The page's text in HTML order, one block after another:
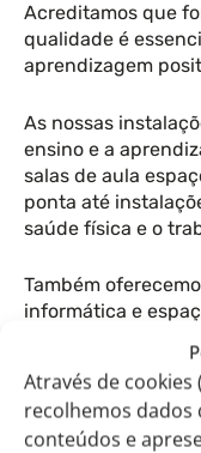
Através de
recolhemos
conteúdos e
Acreditamos que
qualidade é
aprendizagem
As nossas
ensino e a
salas de aula
ponta até
saúde física e o
Também
informática e
seus